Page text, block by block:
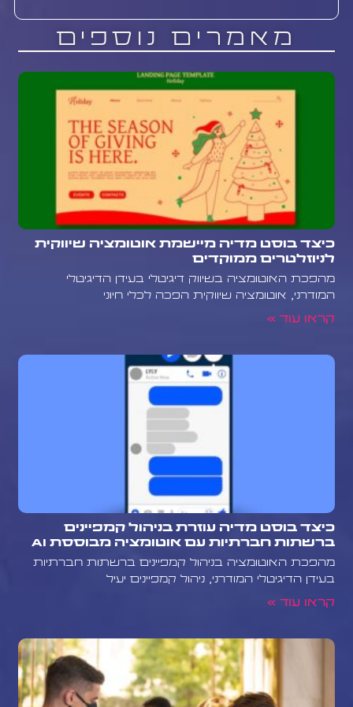
מאמרים נוספים
כיצד בוסט מדיה מיישמת אוטומציה שיווקית
לניוזלטרים ממוקדים
מהפכת האוטומציה בשיווק דיגיטלי בעידן הדיגיטלי
המודרני, אוטומציה שיווקית הפכה לכלי חיוני
קראו עוד »
כיצד בוסט מדיה עוזרת בניהול קמפיינים
ברשתות חברתיות עם אוטומציה מבוססת AI
מהפכת האוטומציה בניהול קמפיינים ברשתות חברתיות
בעידן הדיגיטלי המודרני, ניהול קמפיינים יעיל
קראו עוד »